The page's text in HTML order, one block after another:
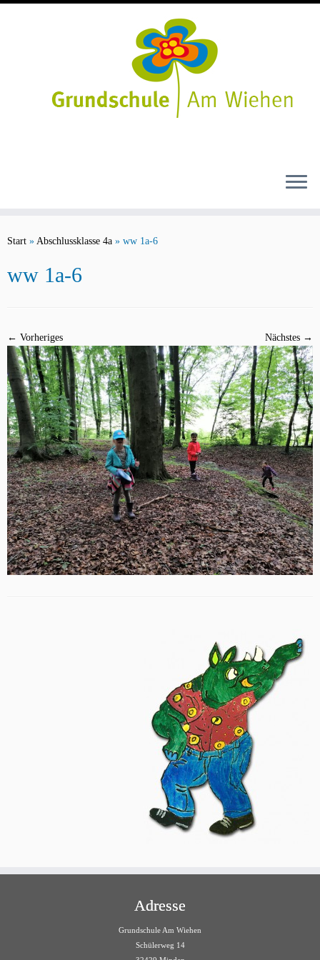
Inhalt
Start » Abschlussklasse 4a » ww 1a-6
ww 1a-6
← Vorheriges Nächstes →
Adresse
Grundschule Am Wiehen
Schülerweg 14